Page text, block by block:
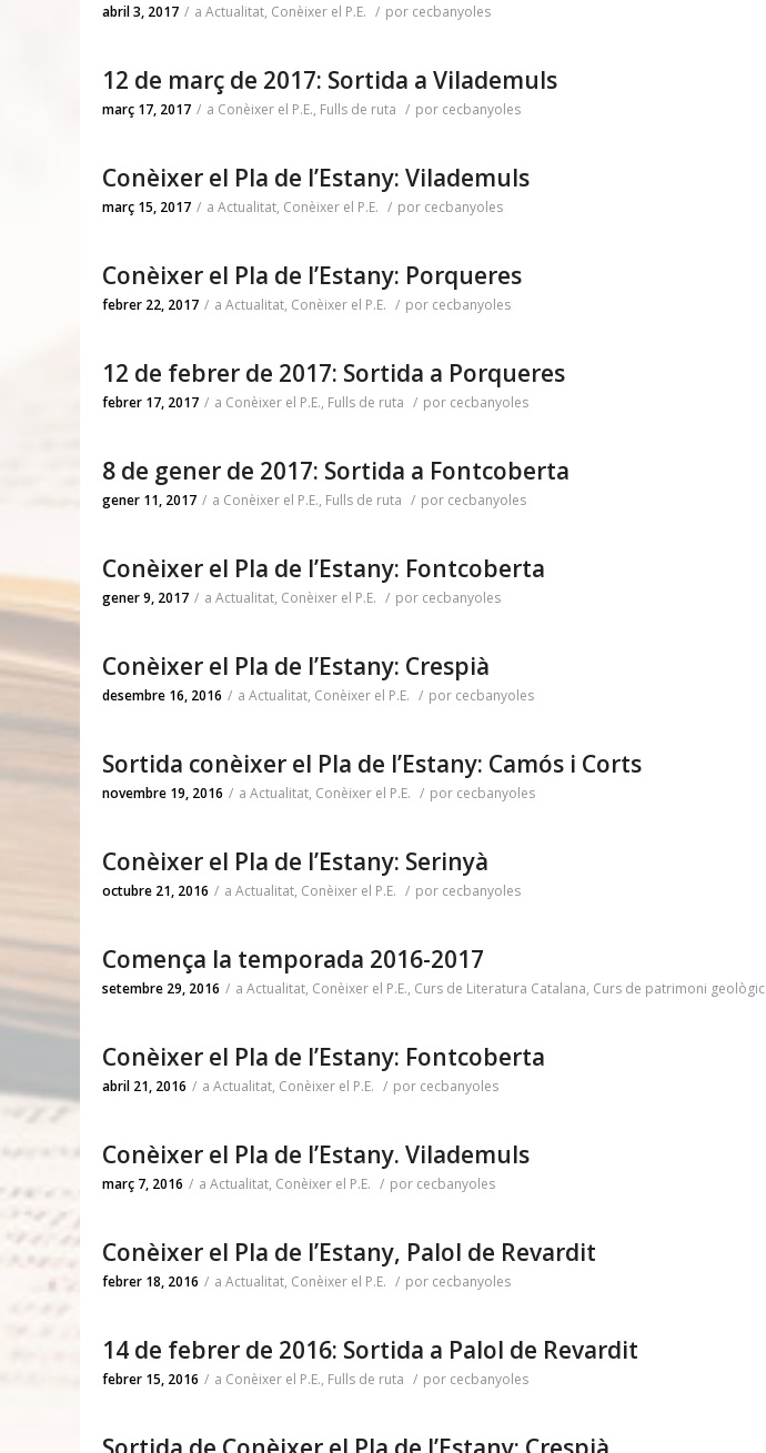
abril 3, 2017 / a Actualitat, Conèixer el P.E. / por cecbanyoles
12 de març de 2017: Sortida a Vilademuls
març 17, 2017 / a Conèixer el P.E., Fulls de ruta / por cecbanyoles
Conèixer el Pla de l’Estany: Vilademuls
març 15, 2017 / a Actualitat, Conèixer el P.E. / por cecbanyoles
Conèixer el Pla de l’Estany: Porqueres
febrer 22, 2017 / a Actualitat, Conèixer el P.E. / por cecbanyoles
12 de febrer de 2017: Sortida a Porqueres
febrer 17, 2017 / a Conèixer el P.E., Fulls de ruta / por cecbanyoles
8 de gener de 2017: Sortida a Fontcoberta
gener 11, 2017 / a Conèixer el P.E., Fulls de ruta / por cecbanyoles
Conèixer el Pla de l’Estany: Fontcoberta
gener 9, 2017 / a Actualitat, Conèixer el P.E. / por cecbanyoles
Conèixer el Pla de l’Estany: Crespià
desembre 16, 2016 / a Actualitat, Conèixer el P.E. / por cecbanyoles
Sortida conèixer el Pla de l’Estany: Camós i Corts
novembre 19, 2016 / a Actualitat, Conèixer el P.E. / por cecbanyoles
Conèixer el Pla de l’Estany: Serinyà
octubre 21, 2016 / a Actualitat, Conèixer el P.E. / por cecbanyoles
Comença la temporada 2016-2017
setembre 29, 2016 / a Actualitat, Conèixer el P.E., Curs de Literatura Catalana, Curs de patrimoni geològic
Conèixer el Pla de l’Estany: Fontcoberta
abril 21, 2016 / a Actualitat, Conèixer el P.E. / por cecbanyoles
Conèixer el Pla de l’Estany. Vilademuls
març 7, 2016 / a Actualitat, Conèixer el P.E. / por cecbanyoles
Conèixer el Pla de l’Estany, Palol de Revardit
febrer 18, 2016 / a Actualitat, Conèixer el P.E. / por cecbanyoles
14 de febrer de 2016: Sortida a Palol de Revardit
febrer 15, 2016 / a Conèixer el P.E., Fulls de ruta / por cecbanyoles